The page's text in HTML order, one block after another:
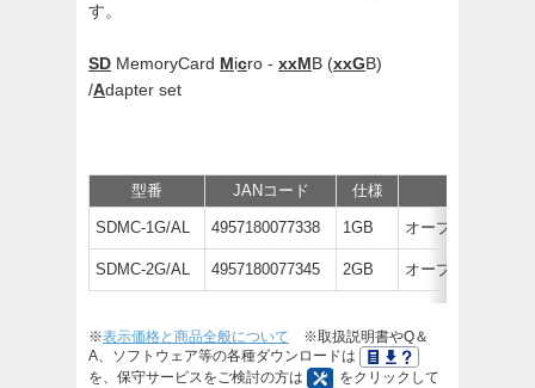
す。
SD MemoryCard Micro - xxMB (xxGB)
/Adapter set
型番 JANコード 仕様
SDMC-1G/AL 4957180077338 1GB オープン価格
SDMC-2G/AL 4957180077345 2GB オープン価格
※表示価格と商品全般について ※取扱説明書やQ＆
A、ソフトウェア等の各種ダウンロードは
を、保守サービスをご検討の方は
をクリックして